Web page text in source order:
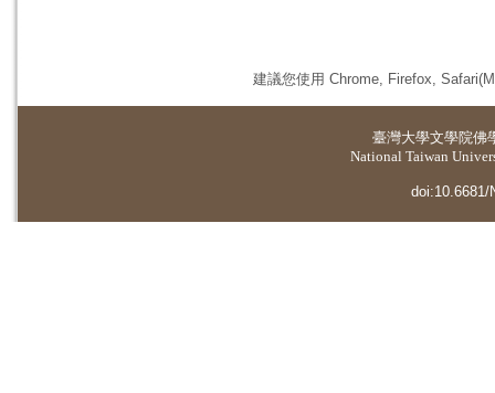
建議您使用 Chrome, Firefox,
臺灣大學文學院佛
National Taiwan
doi:10.6681/